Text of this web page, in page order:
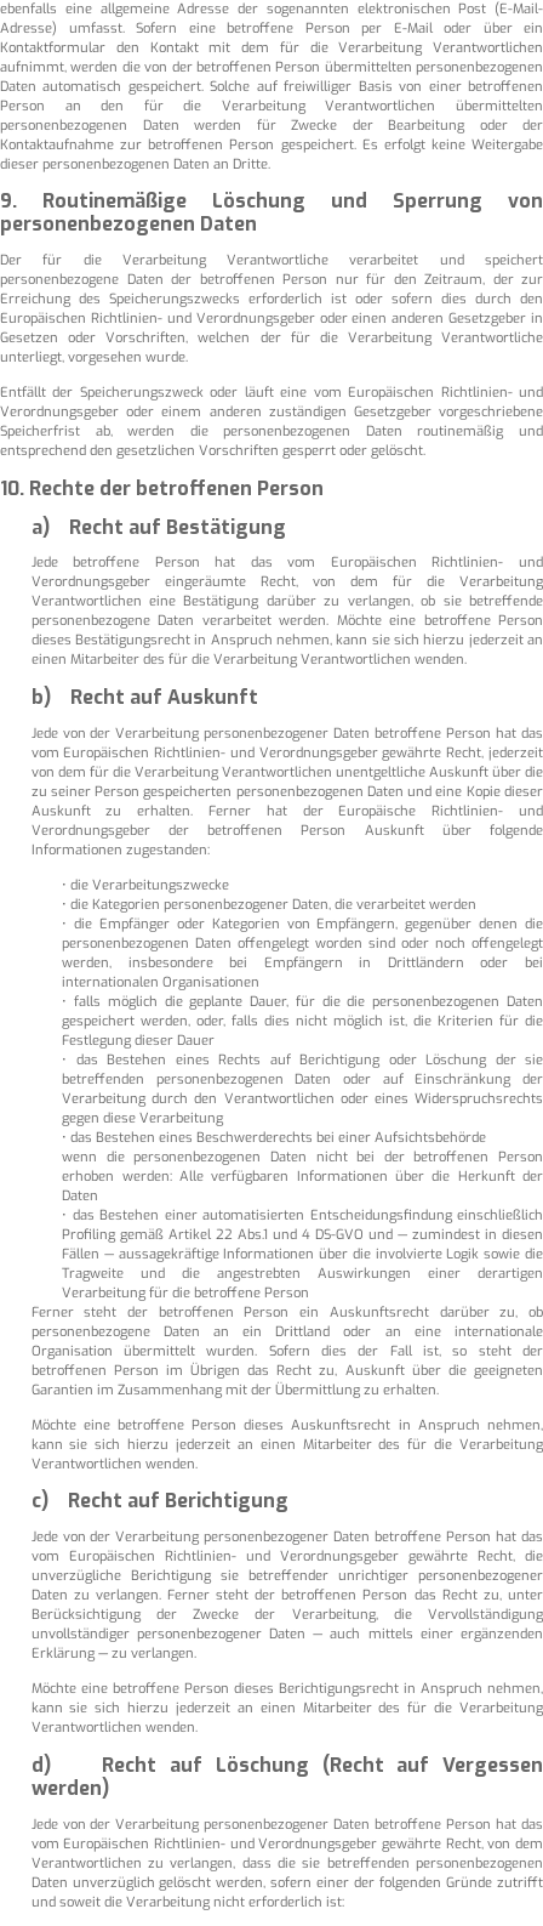
ebenfalls eine allgemeine Adresse der sogenannten elektronischen Post (E-Mail-
Adresse) umfasst. Sofern eine betroffene Person per E-Mail oder über ein
Kontaktformular den Kontakt mit dem für die Verarbeitung Verantwortlichen
aufnimmt, werden die von der betroffenen Person übermittelten personenbezogenen
Daten automatisch gespeichert. Solche auf freiwilliger Basis von einer betroffenen
Person an den für die Verarbeitung Verantwortlichen übermittelten
personenbezogenen Daten werden für Zwecke der Bearbeitung oder der
Kontaktaufnahme zur betroffenen Person gespeichert. Es erfolgt keine Weitergabe
dieser personenbezogenen Daten an Dritte.
9. Routinemäßige Löschung und Sperrung von
personenbezogenen Daten
Der für die Verarbeitung Verantwortliche verarbeitet und speichert
personenbezogene Daten der betroffenen Person nur für den Zeitraum, der zur
Erreichung des Speicherungszwecks erforderlich ist oder sofern dies durch den
Europäischen Richtlinien- und Verordnungsgeber oder einen anderen Gesetzgeber in
Gesetzen oder Vorschriften, welchen der für die Verarbeitung Verantwortliche
unterliegt, vorgesehen wurde.
Entfällt der Speicherungszweck oder läuft eine vom Europäischen Richtlinien- und
Verordnungsgeber oder einem anderen zuständigen Gesetzgeber vorgeschriebene
Speicherfrist ab, werden die personenbezogenen Daten routinemäßig und
entsprechend den gesetzlichen Vorschriften gesperrt oder gelöscht.
10. Rechte der betroffenen Person
a) Recht auf Bestätigung
Jede betroffene Person hat das vom Europäischen Richtlinien- und
Verordnungsgeber eingeräumte Recht, von dem für die Verarbeitung
Verantwortlichen eine Bestätigung darüber zu verlangen, ob sie betreffende
personenbezogene Daten verarbeitet werden. Möchte eine betroffene Person
dieses Bestätigungsrecht in Anspruch nehmen, kann sie sich hierzu jederzeit an
einen Mitarbeiter des für die Verarbeitung Verantwortlichen wenden.
b) Recht auf Auskunft
Jede von der Verarbeitung personenbezogener Daten betroffene Person hat das
vom Europäischen Richtlinien- und Verordnungsgeber gewährte Recht, jederzeit
von dem für die Verarbeitung Verantwortlichen unentgeltliche Auskunft über die
zu seiner Person gespeicherten personenbezogenen Daten und eine Kopie dieser
Auskunft zu erhalten. Ferner hat der Europäische Richtlinien- und
Verordnungsgeber der betroffenen Person Auskunft über folgende
Informationen zugestanden:
• die Verarbeitungszwecke
• die Kategorien personenbezogener Daten, die verarbeitet werden
• die Empfänger oder Kategorien von Empfängern, gegenüber denen die
personenbezogenen Daten offengelegt worden sind oder noch offengelegt
werden, insbesondere bei Empfängern in Drittländern oder bei
internationalen Organisationen
• falls möglich die geplante Dauer, für die die personenbezogenen Daten
gespeichert werden, oder, falls dies nicht möglich ist, die Kriterien für die
Festlegung dieser Dauer
• das Bestehen eines Rechts auf Berichtigung oder Löschung der sie
betreffenden personenbezogenen Daten oder auf Einschränkung der
Verarbeitung durch den Verantwortlichen oder eines Widerspruchsrechts
gegen diese Verarbeitung
• das Bestehen eines Beschwerderechts bei einer Aufsichtsbehörde
wenn die personenbezogenen Daten nicht bei der betroffenen Person
erhoben werden: Alle verfügbaren Informationen über die Herkunft der
Daten
• das Bestehen einer automatisierten Entscheidungsfindung einschließlich
Profiling gemäß Artikel 22 Abs.1 und 4 DS-GVO und — zumindest in diesen
Fällen — aussagekräftige Informationen über die involvierte Logik sowie die
Tragweite und die angestrebten Auswirkungen einer derartigen
Verarbeitung für die betroffene Person
Ferner steht der betroffenen Person ein Auskunftsrecht darüber zu, ob
personenbezogene Daten an ein Drittland oder an eine internationale
Organisation übermittelt wurden. Sofern dies der Fall ist, so steht der
betroffenen Person im Übrigen das Recht zu, Auskunft über die geeigneten
Garantien im Zusammenhang mit der Übermittlung zu erhalten.
Möchte eine betroffene Person dieses Auskunftsrecht in Anspruch nehmen,
kann sie sich hierzu jederzeit an einen Mitarbeiter des für die Verarbeitung
Verantwortlichen wenden.
c) Recht auf Berichtigung
Jede von der Verarbeitung personenbezogener Daten betroffene Person hat das
vom Europäischen Richtlinien- und Verordnungsgeber gewährte Recht, die
unverzügliche Berichtigung sie betreffender unrichtiger personenbezogener
Daten zu verlangen. Ferner steht der betroffenen Person das Recht zu, unter
Berücksichtigung der Zwecke der Verarbeitung, die Vervollständigung
unvollständiger personenbezogener Daten — auch mittels einer ergänzenden
Erklärung — zu verlangen.
Möchte eine betroffene Person dieses Berichtigungsrecht in Anspruch nehmen,
kann sie sich hierzu jederzeit an einen Mitarbeiter des für die Verarbeitung
Verantwortlichen wenden.
d) Recht auf Löschung (Recht auf Vergessen
werden)
Jede von der Verarbeitung personenbezogener Daten betroffene Person hat das
vom Europäischen Richtlinien- und Verordnungsgeber gewährte Recht, von dem
Verantwortlichen zu verlangen, dass die sie betreffenden personenbezogenen
Daten unverzüglich gelöscht werden, sofern einer der folgenden Gründe zutrifft
und soweit die Verarbeitung nicht erforderlich ist: